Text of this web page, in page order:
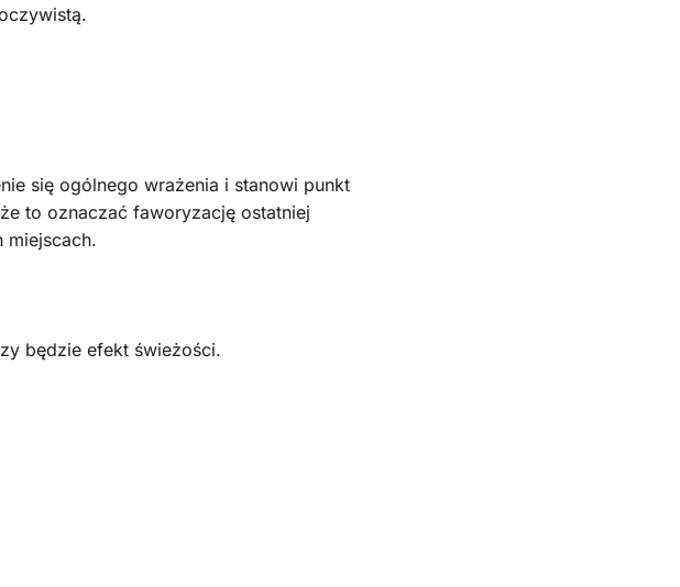
się ogólnego wrażenia i stanowi punkt
to oznaczać faworyzację ostatniej
będzie efekt świeżości.